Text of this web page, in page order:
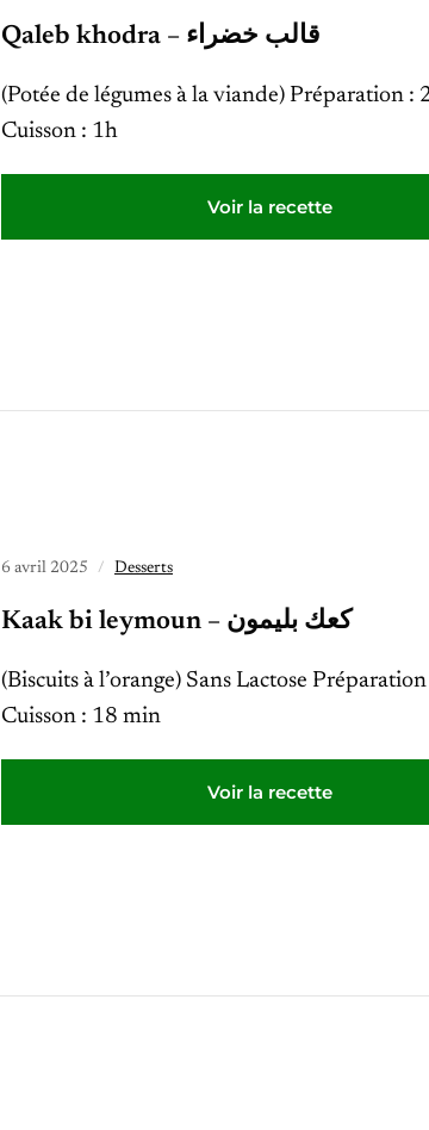
Qaleb khodra – قالب خضراء
(Potée de légumes à la viande) Préparation :
Cuisson : 1h
Voir la recette
6 avril 2025 Desserts
Kaak bi leymoun – كعك بليمون
(Biscuits à l’orange) Sans Lactose
Cuisson : 18 min
Voir la recette